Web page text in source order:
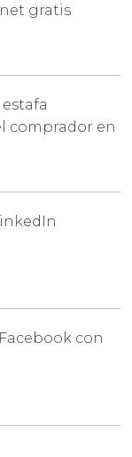
gratis
comprador en
con